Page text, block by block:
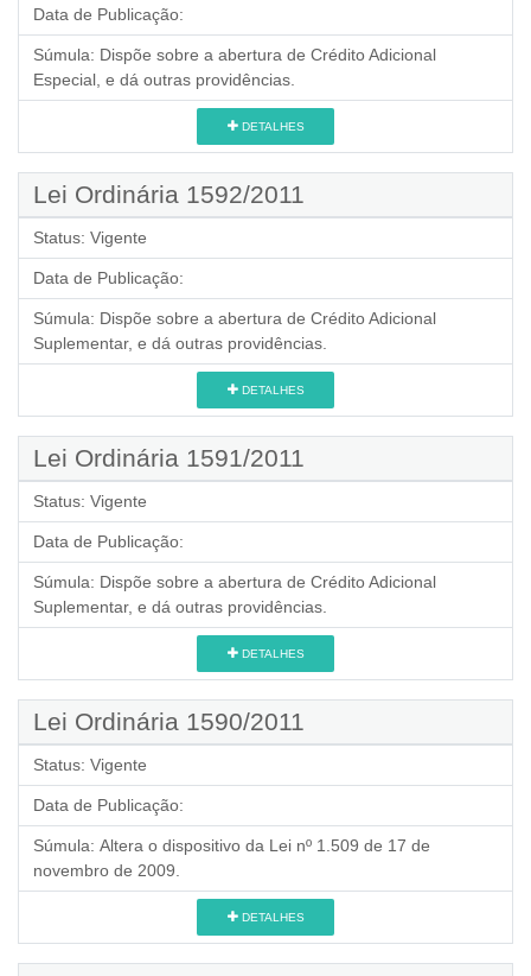
Data de Publicação:
Súmula: Dispõe sobre a abertura de Crédito Adicional
Especial, e dá outras providências.
DETALHES
Lei Ordinária 1592/2011
Status: Vigente
Data de Publicação:
Súmula: Dispõe sobre a abertura de Crédito Adicional
Suplementar, e dá outras providências.
DETALHES
Lei Ordinária 1591/2011
Status: Vigente
Data de Publicação:
Súmula: Dispõe sobre a abertura de Crédito Adicional
Suplementar, e dá outras providências.
DETALHES
Lei Ordinária 1590/2011
Status: Vigente
Data de Publicação:
Súmula: Altera o dispositivo da Lei nº 1.509 de 17 de
novembro de 2009.
DETALHES